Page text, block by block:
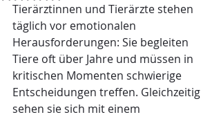
Tierärztinnen und Tierärzte stehen
täglich vor emotionalen
Herausforderungen: Sie begleiten
Tiere oft über Jahre und müssen in
kritischen Momenten schwierige
Entscheidungen treffen. Gleichzeitig
sehen sie sich mit einem